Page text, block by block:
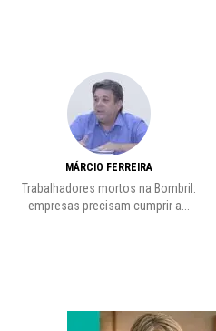
MÁRCIO FERREIRA
Trabalhadores mortos na Bombril:
empresas precisam cumprir a...